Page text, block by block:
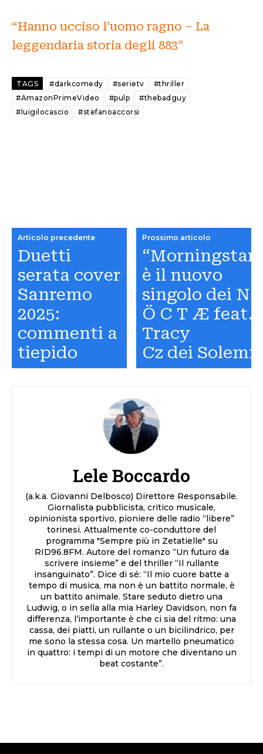
“Hanno ucciso l’uomo ragno – La
leggendaria storia degli 883”
TAGS #darkcomedy #serietv
#thriller
#AmazonPrimeVideo
#pulp
#thebadguy
#luigilocascio
#stefanoaccorsi
Articolo precedente
Duetti
serata cover
Sanremo
2025:
commenti a
tiepido
Prossimo articolo
“Morningstar”
è il nuovo
singolo dei N
Ö C T Æ feat.
Tracy
Cz dei Solemn
Lele Boccardo
(a.k.a. Giovanni Delbosco) Direttore Responsabile.
Giornalista pubblicista, critico musicale,
opinionista sportivo, pioniere delle radio “libere”
torinesi. Attualmente co-conduttore del
programma "Sempre più in Zetatielle" su
RID96.8FM. Autore del romanzo “Un futuro da
scrivere insieme” e del thriller “Il rullante
insanguinato”. Dice di sé: “Il mio cuore batte a
tempo di musica, ma non è un battito normale, è
un battito animale. Stare seduto dietro una
Ludwig, o in sella alla mia Harley Davidson, non fa
differenza, l’importante è che ci sia del ritmo: una
cassa, dei piatti, un rullante o un bicilindrico, per
me sono la stessa cosa. Un martello pneumatico
in quattro: i tempi di un motore che diventano un
beat costante”.